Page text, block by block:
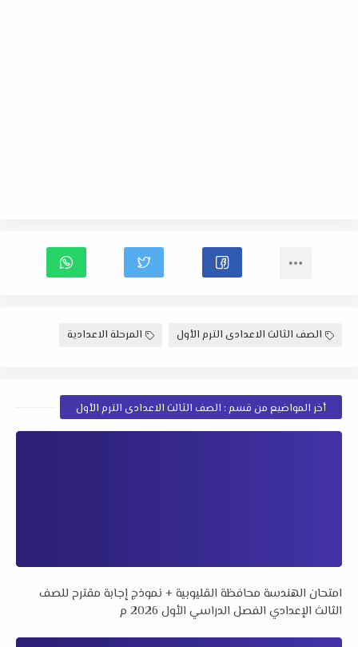
الصف الثالث الاعدادى الترم الأول المرحلة الاعدادية
أخر المواضيع من قسم : الصف الثالث الاعدادى الترم الأول
امتحان الهندسة محافظة القليوبية + نموذج إجابة مقترح للصف
الثالث الإعدادي الفصل الدراسي الأول 2026 م